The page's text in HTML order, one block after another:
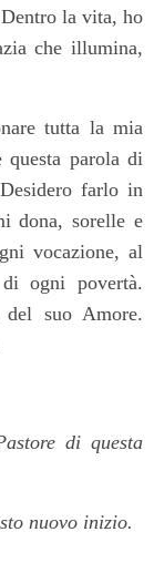
la vita, ho
che illumina,
tutta la mia
parola di
farlo in
dona, sorelle e
vocazione, al
ogni povertà.
suo Amore.
di questa
nuovo inizio.